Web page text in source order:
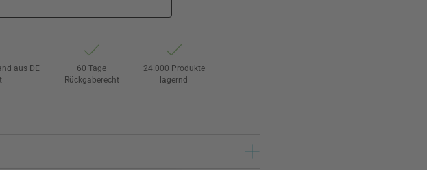
aus DE
60 Tage
Rückgaberecht
24.000 Produkte
lagernd